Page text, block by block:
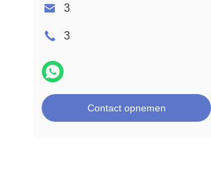
3
3
Contact opnemen